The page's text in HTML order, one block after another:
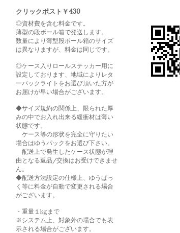
クリックポスト￥430
◎資材費を含む料金です。
薄型の段ボール箱で発送します。
数量により薄型段ボール箱のサイズ
は異なりますが、料金は同じです。
◎ケース入りロールステッカー用に
設定しております、地域によりレタ
ーパックライトをお選び頂いた方が
お届けが早い場合がございます。
◆サイズ規約の関係上、限られた厚
みの中でお入れ出来る緩衝材は薄い
状態です。
ケース等の形状を完全に守りたい
場合はゆうパックをお選び下さい。
配送上で発生したケース状態が理
由となる返品/交換はお受けできませ
ん。
◆配送方法設定の仕様上、ゆうぱっ
く等に料金が自動で変更される場合
がございます。
・重量１kgまで
※システム上、対象外の場合でも表
示される場合がございます。